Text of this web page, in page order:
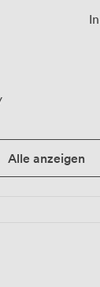
Alle anzeigen